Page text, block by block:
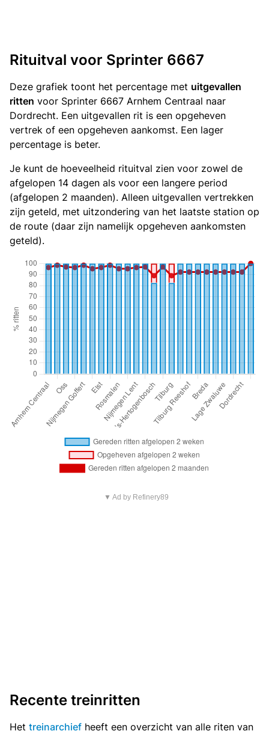
Rituitval voor Sprinter 6667
Deze grafiek toont het percentage met uitgevallen
ritten voor Sprinter 6667 Arnhem Centraal naar
Dordrecht. Een uitgevallen rit is een opgeheven
vertrek of een opgeheven aankomst. Een lager
percentage is beter.
Je kunt de hoeveelheid rituitval zien voor zowel de
afgelopen 14 dagen als voor een langere period
(afgelopen 2 maanden). Alleen uitgevallen vertrekken
zijn geteld, met uitzondering van het laatste station op
de route (daar zijn namelijk opgeheven aankomsten
geteld).
▼ Ad by Refinery89
Recente treinritten
Het treinarchief heeft een overzicht van alle riten van